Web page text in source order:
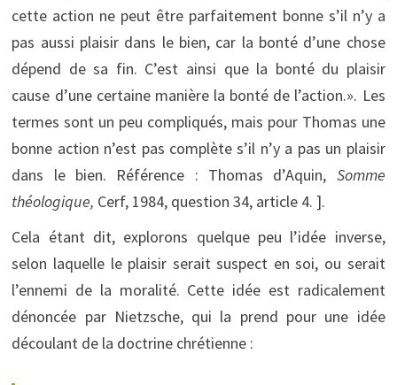
cette action ne peut être parfaitement bonne s’il n’y a
pas aussi plaisir dans le bien, car la bonté d’une chose
dépend de sa fin. C’est ainsi que la bonté du plaisir
cause d’une certaine manière la bonté de l’action.». Les
termes sont un peu compliqués, mais pour Thomas une
bonne action n’est pas complète s’il n’y a pas un plaisir
dans le bien. Référence : Thomas d’Aquin, Somme
théologique, Cerf, 1984, question 34, article 4. ].
Cela étant dit, explorons quelque peu l’idée inverse,
selon laquelle le plaisir serait suspect en soi, ou serait
l’ennemi de la moralité. Cette idée est radicalement
dénoncée par Nietzsche, qui la prend pour une idée
découlant de la doctrine chrétienne :